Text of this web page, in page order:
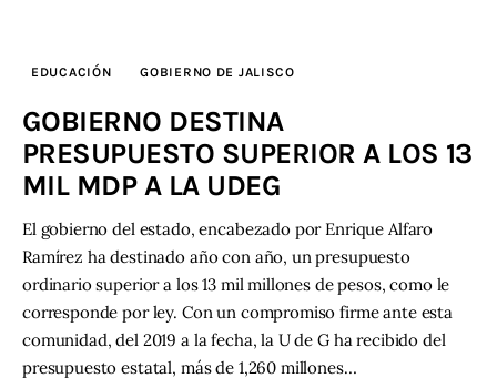
EDUCACIÓN GOBIERNO DE JALISCO
GOBIERNO DESTINA
PRESUPUESTO SUPERIOR A LOS 13
MIL MDP A LA UDEG
El gobierno del estado, encabezado por Enrique Alfaro
Ramírez ha destinado año con año, un presupuesto
ordinario superior a los 13 mil millones de pesos, como le
corresponde por ley. Con un compromiso firme ante esta
comunidad, del 2019 a la fecha, la U de G ha recibido del
presupuesto estatal, más de 1,260 millones…